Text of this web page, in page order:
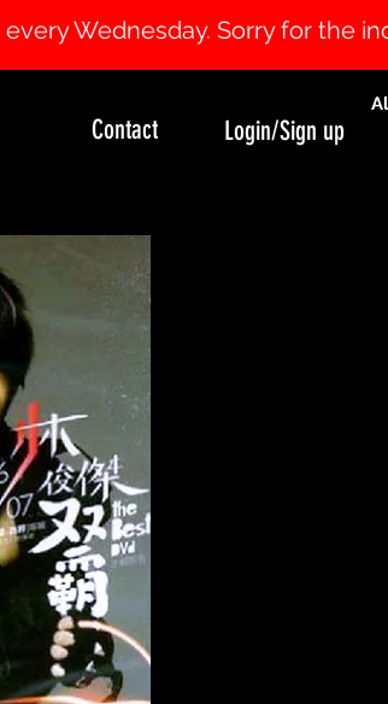
Login/Sign up
Contact
Wednesday. Sorry for the